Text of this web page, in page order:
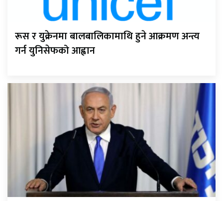
रूस र युक्रेनमा बालबालिकामाथि हुने आक्रमण अन्त्य
गर्न युनिसेफको आह्वान